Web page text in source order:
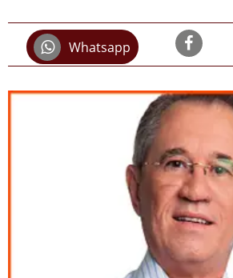
Whatsapp